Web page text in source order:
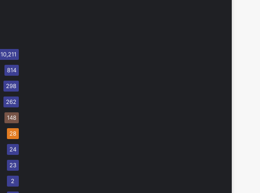
10,211
814
298
262
148
28
24
23
2